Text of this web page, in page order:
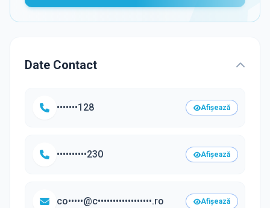
Date Contact
•••••••128 Afișează
••••••••••230 Afișează
co•••••@c••••••••••••••••••.ro Afișează